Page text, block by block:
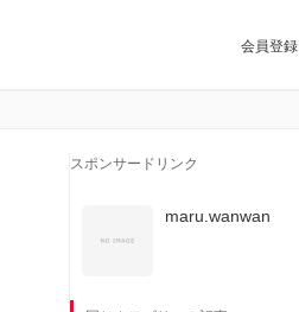
会員登録
スポンサードリンク
maru.wanwan